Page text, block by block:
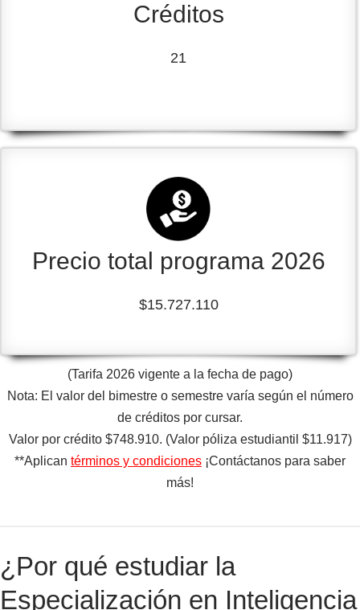
Créditos
21
Precio total programa 2026
$15.727.110
(Tarifa 2026 vigente a la fecha de pago)
Nota: El valor del bimestre o semestre varía según el número
de créditos por cursar.
Valor por crédito $748.910. (Valor póliza estudiantil $11.917)
**Aplican términos y condiciones ¡Contáctanos para saber
más!
¿Por qué estudiar la
Especialización en Inteligencia